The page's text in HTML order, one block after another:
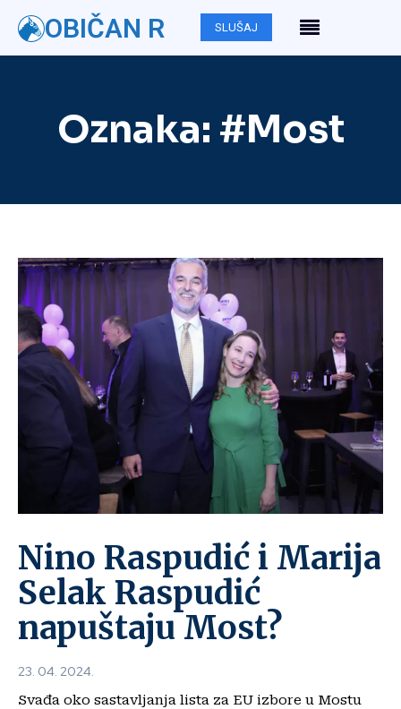
OBIČAN R SLUŠAJ
Oznaka: #Most
Nino Raspudić i Marija
Selak Raspudić
napuštaju Most?
23. 04. 2024.
Svađa oko sastavljanja lista za EU izbore u Mostu